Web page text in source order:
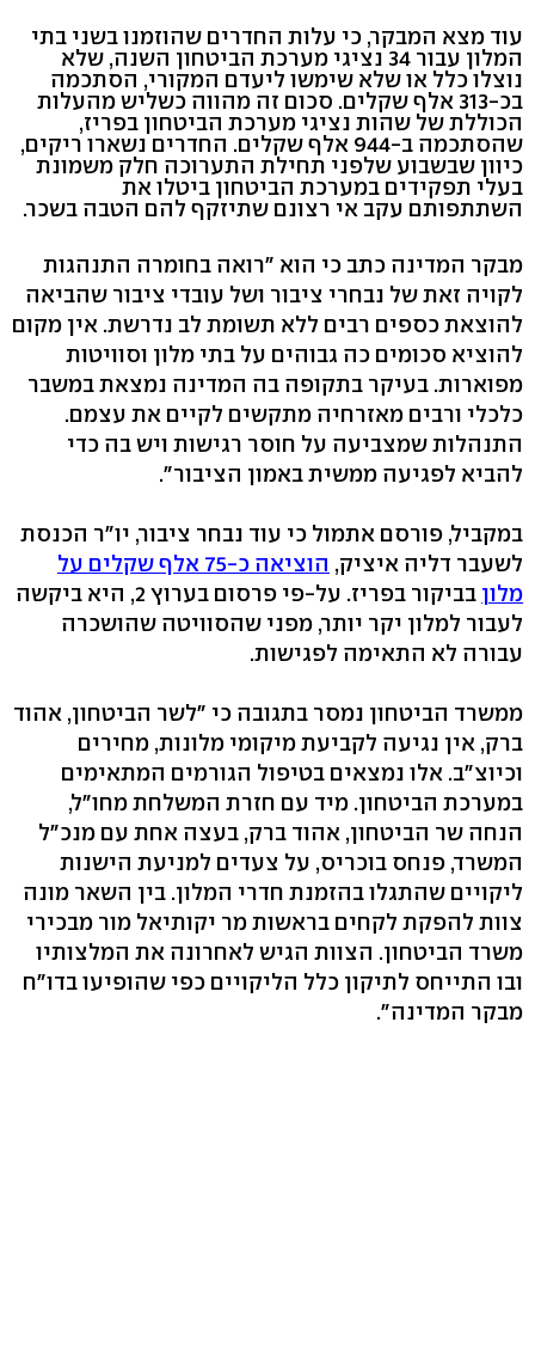
עוד מצא המבקר, כי עלות החדרים שהוזמנו בשני בתי
המלון עבור 34 נציגי מערכת הביטחון השנה, שלא
נוצלו כלל או שלא שימשו ליעדם המקורי, הסתכמה
בכ-313 אלף שקלים. סכום זה מהווה כשליש מהעלות
הכוללת של שהות נציגי מערכת הביטחון בפריז,
שהסתכמה ב-944 אלף שקלים. החדרים נשארו ריקים,
כיוון שבשבוע שלפני תחילת התערוכה חלק משמונת
בעלי תפקידים במערכת הביטחון ביטלו את
השתתפותם עקב אי רצונם שתיזקף להם הטבה בשכר.
מבקר המדינה כתב כי הוא "רואה בחומרה התנהגות
לקויה זאת של נבחרי ציבור ושל עובדי ציבור שהביאה
להוצאת כספים רבים ללא תשומת לב נדרשת. אין מקום
להוציא סכומים כה גבוהים על בתי מלון וסוויטות
מפוארות. בעיקר בתקופה בה המדינה נמצאת במשבר
כלכלי ורבים מאזרחיה מתקשים לקיים את עצמם.
התנהלות שמצביעה על חוסר רגישות ויש בה כדי
להביא לפגיעה ממשית באמון הציבור".
במקביל, פורסם אתמול כי עוד נבחר ציבור, יו"ר הכנסת
לשעבר דליה איציק,
הוציאה כ-75 אלף שקלים על
מלון
בביקור בפריז. על-פי פרסום בערוץ 2, היא ביקשה
לעבור למלון יקר יותר, מפני שהסוויטה שהושכרה
עבורה לא התאימה לפגישות.
ממשרד הביטחון נמסר בתגובה כי "לשר הביטחון, אהוד
ברק, אין נגיעה לקביעת מיקומי מלונות, מחירים
וכיוצ"ב. אלו נמצאים בטיפול הגורמים המתאימים
במערכת הביטחון. מיד עם חזרת המשלחת מחו"ל,
הנחה שר הביטחון, אהוד ברק, בעצה אחת עם מנכ"ל
המשרד, פנחס בוכריס, על צעדים למניעת הישנות
ליקויים שהתגלו בהזמנת חדרי המלון. בין השאר מונה
צוות להפקת לקחים בראשות מר יקותיאל מור מבכירי
משרד הביטחון. הצוות הגיש לאחרונה את המלצותיו
ובו התייחס לתיקון כלל הליקויים כפי שהופיעו בדו"ח
מבקר המדינה".